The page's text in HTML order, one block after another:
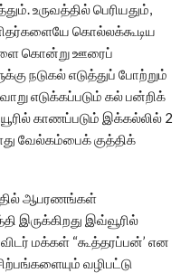
உருவத்தில் பெரியதும்,
கொல்லக்கூடிய
கொன்று ஊரைப்
நடுகல் எடுத்துப் போற்றும்
எடுக்கப்படும் கல் பன்றிக்
காணப்படும் இக்கல்லில் 2
வேல்கம்பைக் குத்திக்
ஆபரணங்கள்
இருக்கிறது இவ்வூரில்
மக்கள் “கூத்தரப்பன்’ என
வழிபட்டு